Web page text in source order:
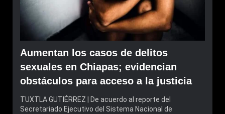
Aumentan los casos de delitos
sexuales en Chiapas; evidencian
obstáculos para acceso a la justicia
TUXTLA GUTIÉRREZ | De acuerdo al reporte del
Secretariado Ejecutivo del Sistema Nacional de